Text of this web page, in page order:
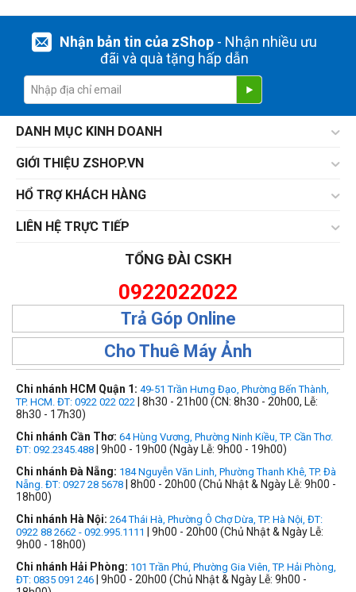
Nhận bản tin của zShop- Nhận nhiều ưu
đãi và quà tặng hấp dẫn
DANH MỤC KINH DOANH
GIỚI THIỆU ZSHOP.VN
HỔ TRỢ KHÁCH HÀNG
LIÊN HỆ TRỰC TIẾP
TỔNG ĐÀI CSKH
0922022022
Trả Góp Online
Cho Thuê Máy Ảnh
Chi nhánh HCM Quận 1: 49-51 Trần Hưng Đạo, Phường Bến Thành,
TP. HCM. ĐT: 0922 022 022 | 8h30 - 21h00 (CN: 8h30 - 20h00, Lễ:
8h30 - 17h30)
Chi nhánh Cần Thơ: 64 Hùng Vương, Phường Ninh Kiều, TP. Cần Thơ.
ĐT: 092.2345.488 | 9h00 - 19h00 (Ngày Lễ: 9h00 - 19h00)
Chi nhánh Đà Nẵng: 184 Nguyễn Văn Linh, Phường Thanh Khê, TP. Đà
Nẵng. ĐT: 0927 28 5678 | 8h00 - 20h00 (Chủ Nhật & Ngày Lễ: 9h00 -
18h00)
Chi nhánh Hà Nội: 264 Thái Hà, Phường Ô Chợ Dừa, TP. Hà Nội, ĐT:
0922 88 2662 - 092.995.1111
| 9h00 - 20h00 (Chủ Nhật & Ngày Lễ:
9h00 - 18h00)
Chi nhánh Hải Phòng: 101 Trần Phú, Phường Gia Viên, TP. Hải Phòng,
ĐT: 0835 091 246 | 9h00 - 20h00 (Chủ Nhật & Ngày Lễ: 9h00 -